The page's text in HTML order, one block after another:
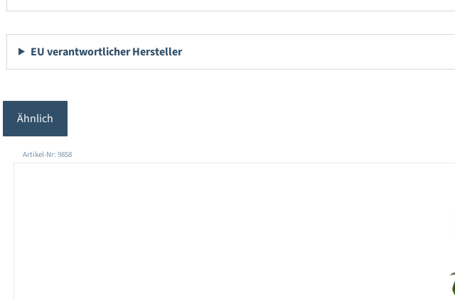
EU verantwortlicher Hersteller
Ähnlich
Produktgalerie überspringen
Artikel-Nr: 9858